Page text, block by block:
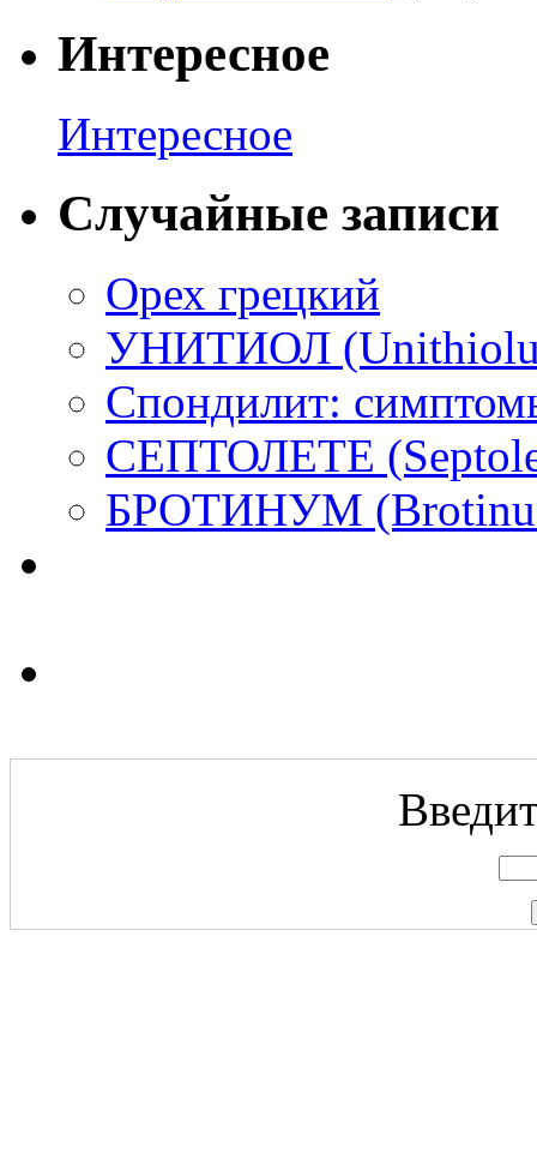
Интересное
Интересное
Случайные записи
Орех грецкий
УНИТИОЛ
Спондилит:
СЕПТОЛЕТЕ
БРОТИНУМ